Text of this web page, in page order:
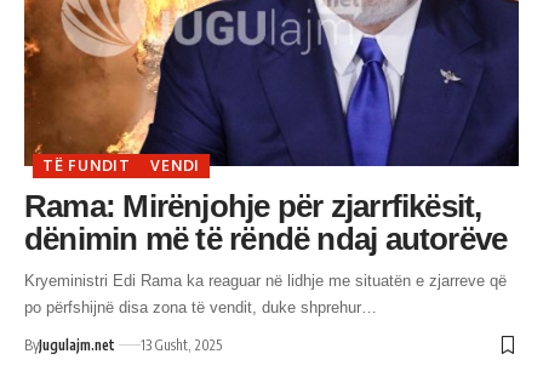
TË FUNDIT VENDI
Rama: Mirënjohje për zjarrfikësit,
dënimin më të rëndë ndaj autorëve
Kryeministri Edi Rama ka reaguar në lidhje me situatën e zjarreve që
po përfshijnë disa zona të vendit, duke shprehur…
ByJugulajm.net 13 Gusht, 2025